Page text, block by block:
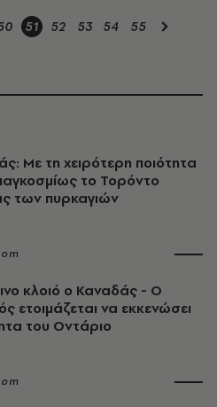
51 52 53 54 55
Με τη χειρότερη ποιότητα
το Τορόντο
των πυρκαγιών
κλοιό ο Καναδάς - Ο
ετοιμάζεται να εκκενώσει
του Οντάριο